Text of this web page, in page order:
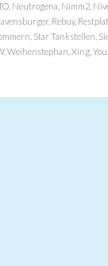
Neutrogena, Nimm2,
Rebuy,
Star Tankstellen,
Weihenstephan, Xing,